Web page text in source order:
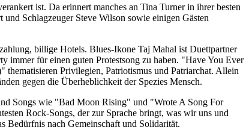
ist. Da erinnert manches an Tina Turner in ihrer besten
Schlagzeuger Steve Wilson sowie einigen Gästen
billige Hotels. Blues-Ikone Taj Mahal ist Duettpartner
immer für einen guten Protestsong zu haben. "Have You Ever
Privilegien, Patriotismus und Patriarchat. Allein
gegen die Überheblichkeit der Spezies Mensch.
Songs wie "Bad Moon Rising" und "Wrote A Song For
Rock-Songs, der zur Sprache bringt, was wir uns und
Bedürfnis nach Gemeinschaft und Solidarität.